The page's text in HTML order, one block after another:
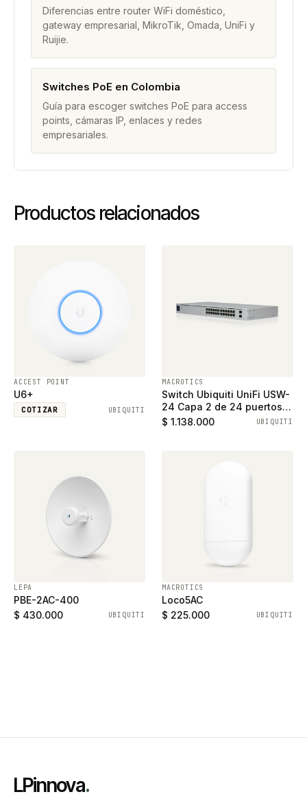
Diferencias entre router WiFi doméstico,
gateway empresarial, MikroTik, Omada, UniFi y
Ruijie.
Switches PoE en Colombia
Guía para escoger switches PoE para access
points, cámaras IP, enlaces y redes
empresariales.
Productos relacionados
ACCEST POINT
U6+
COTIZAR UBIQUITI
MACROTICS
Switch Ubiquiti UniFi USW-
24 Capa 2 de 24 puertos
ethernet gigabit y 2
$ 1.138.000 UBIQUITI
LEPA
PBE-2AC-400
$ 430.000
UBIQUITI
MACROTICS
Loco5AC
$ 225.000
UBIQUITI
LPinnova.